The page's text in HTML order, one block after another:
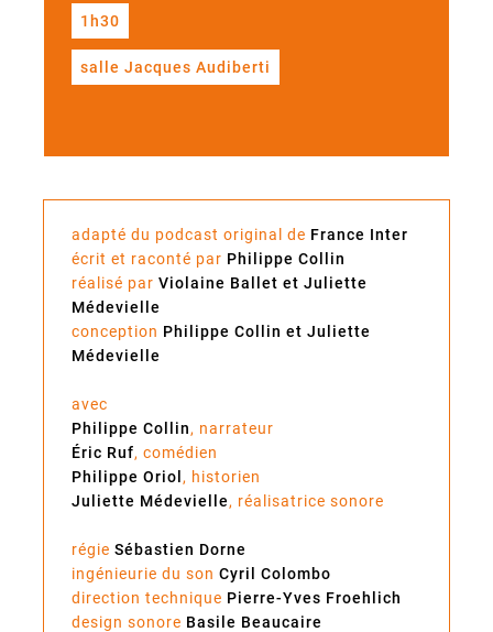
1h30
salle Jacques Audiberti
adapté du podcast original de France Inter
écrit et raconté par Philippe Collin
réalisé par Violaine Ballet et Juliette
Médevielle
conception Philippe Collin et Juliette
Médevielle
avec
Philippe Collin, narrateur
Éric Ruf, comédien
Philippe Oriol , historien
Juliette Médevielle, réalisatrice sonore
régie Sébastien Dorne
ingénieurie du son Cyril Colombo
direction technique Pierre-Yves Froehlich
design sonore Basile Beaucaire